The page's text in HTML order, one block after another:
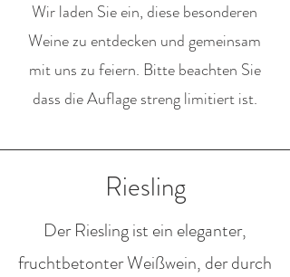
Wir laden Sie ein, diese besonderen
Weine zu entdecken und gemeinsam
mit uns zu feiern. Bitte beachten Sie
dass die Auflage streng limitiert ist.
Riesling
Der Riesling ist ein eleganter,
fruchtbetonter Weißwein, der durch